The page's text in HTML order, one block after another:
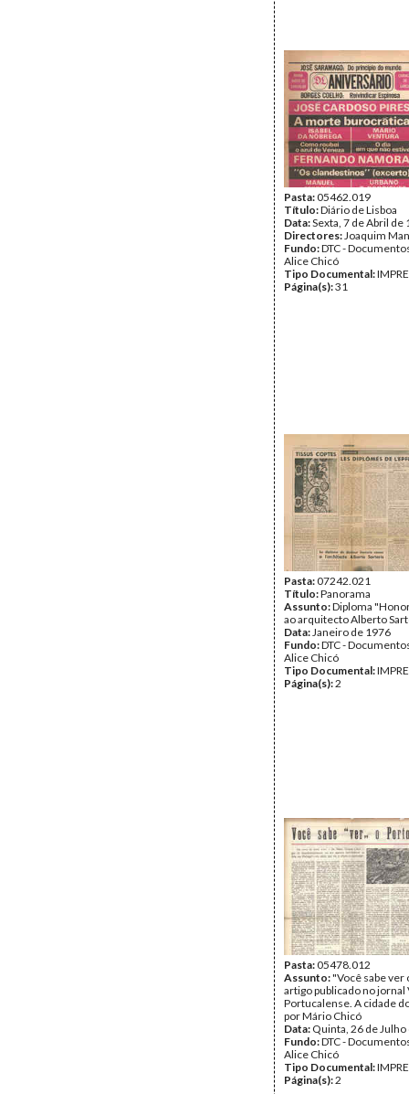
Pasta:05462.019
Título:Diário de Lisboa
Data:Sexta, 7 de Abril de
Directores:Joaquim
Fundo:DTC -
Alice Chicó
Tipo Documental:
Página(s):31
Pasta:07242.021
Título:Panorama
Assunto:Diploma
ao arquitecto Alberto
Data:Janeiro de 1976
Fundo:DTC -
Alice Chicó
Tipo Documental:
Página(s):2
Pasta:05478.012
Assunto:"Você sabe ver
artigo publicado no jornal
Portucalense. A cidade
por Mário Chicó
Data: Quinta, 26 de
Fundo:DTC -
Alice Chicó
Tipo Documental:
Página(s):2